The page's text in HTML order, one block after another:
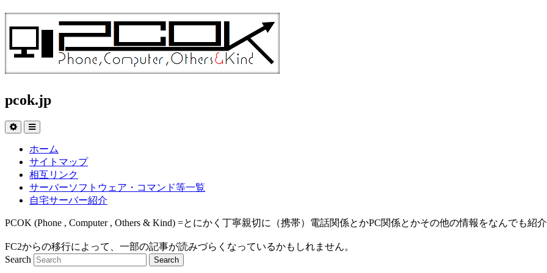
pcok.jp
ホーム
サイトマップ
相互リンク
サーバーソフトウェア・コマンド等一覧
自宅サーバー紹介
PCOK (Phone , Computer , Others & Kind) =とにかく丁寧親切に（携帯）電話関係とかPC関係とかその他の情報をなんでも紹
FC2からの移行によって、一部の記事が読みづらくなっているかもしれません。
Search